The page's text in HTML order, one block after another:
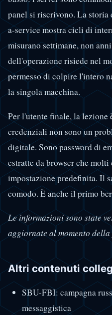
panel si riscrivono. La storia
a-service mostra cicli di
misurano settimane, non
dell'operazione risiede nel
permesso di colpire l'intero
la singola macchina.
Per l'utente finale, la
credenziali non sono un
digitale. Sono password di
estratte da browser che
impostazione predefinita. Il
comodo. È anche il primo
Le informazioni sono state
aggiornate al momento
Altri contenuti
SBU-FBI: campagna
messaggistica